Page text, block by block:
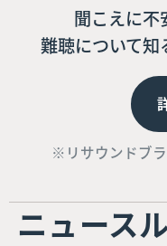
聞こえに不
難聴について知
※リサウンドブラ
ニュース